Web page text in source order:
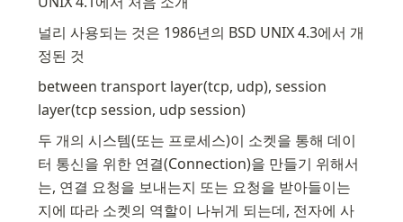
널리 사용되는 것은 1986년의 BSD UNIX 4.3에서 개
정된 것
between transport layer(tcp, udp), session
layer(tcp session, udp session)
두 개의 시스템(또는 프로세스)이 소켓을 통해 데이
터 통신을 위한 연결(Connection)을 만들기 위해서
는, 연결 요청을 보내는지 또는 요청을 받아들이는
지에 따라 소켓의 역할이 나뉘게 되는데, 전자에 사